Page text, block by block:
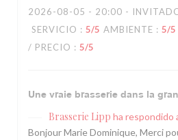
2026-08-05 - 20:00 -
SERVICIO : 5/5 AMBIENTE : 5/5
/ PRECIO : 5/5
Une vraie brasserie dans la
Brasserie Lipp ha respondido
Bonjour Marie Dominique, Merci